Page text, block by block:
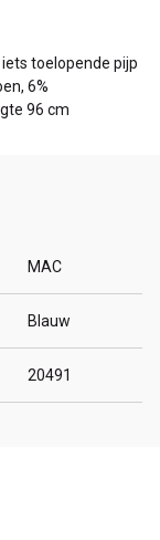
toelopende pijp
6%
96 cm
MAC
Blauw
20491